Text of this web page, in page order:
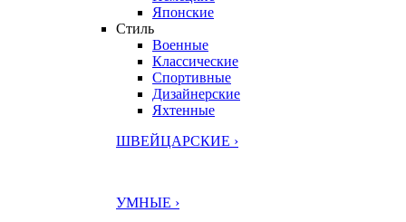
Японские
Стиль
Военные
Классические
Спортивные
Дизайнерские
Яхтенные
ШВЕЙЦАРСКИЕ ›
УМНЫЕ ›